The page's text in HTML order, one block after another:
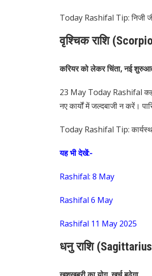
Today Rashifal Tip: निजी
वृश्चिक राशि
करियर को लेकर चिंता, नई
23 May Today Rashifal
नए कार्यों में जल्दबाजी न करें।
Today Rashifal Tip:
यह भी देखें:-
Rashifal: 8 May
Rashifal 6 May
Rashifal 11 May 2025
धनु राशि